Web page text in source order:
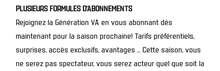
PLUSIEURS FORMULES D’ABONNEMENTS
Rejoignez la Génération VA en vous abonnant dès
maintenant pour la saison prochaine! Tarifs préférentiels,
surprises, accès exclusifs, avantages … Cette saison, vous
ne serez pas spectateur, vous serez acteur quel que soit la